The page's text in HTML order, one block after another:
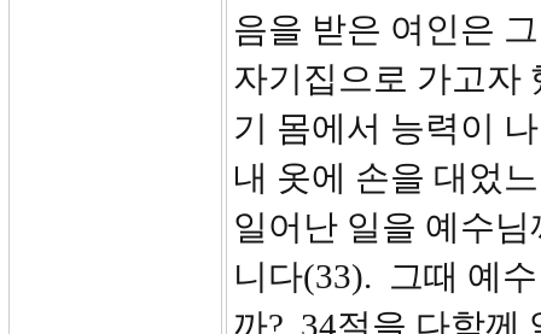
음을 받은 여인은
자기집으로 가고자
기 몸에서 능력이
내 옷에 손을 대었
일어난 일을 예수
니다(33). 그때 예
까? 34절을 다함께